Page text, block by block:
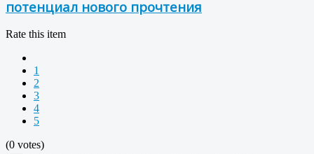
потенциал нового прочтения
Rate this item
1
2
3
4
5
(0 votes)